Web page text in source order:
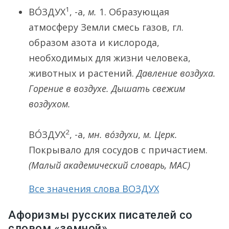
ВО́ЗДУХ1 , -а, м. 1. Образующая
атмосферу Земли смесь газов, гл.
образом азота и кислорода,
необходимых для жизни человека,
животных и растений.Давление воздуха.
Горение в воздухе. Дышать свежим
воздухом.
ВО́ЗДУХ2, -а, мн. во́здухи, м. Церк.
Покрывало для сосудов с причастием.
(Малый академический словарь, МАС)
Все значения слова ВОЗДУХ
Афоризмы русских писателей со